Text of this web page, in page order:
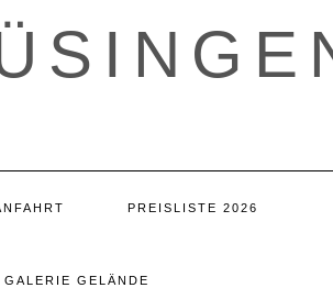
PREISLISTE 2026
GALERIE GELÄNDE